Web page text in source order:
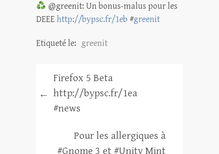
@greenit: Un bonus-malus pour les
DEEEhttp://bypsc.fr/1eb #greenit
Etiqueté le: greenit
←
Firefox 5 Beta
http://bypsc.fr/1ea
#news
Pour les allergiques à
#Gnome 3 et #Unity Mint